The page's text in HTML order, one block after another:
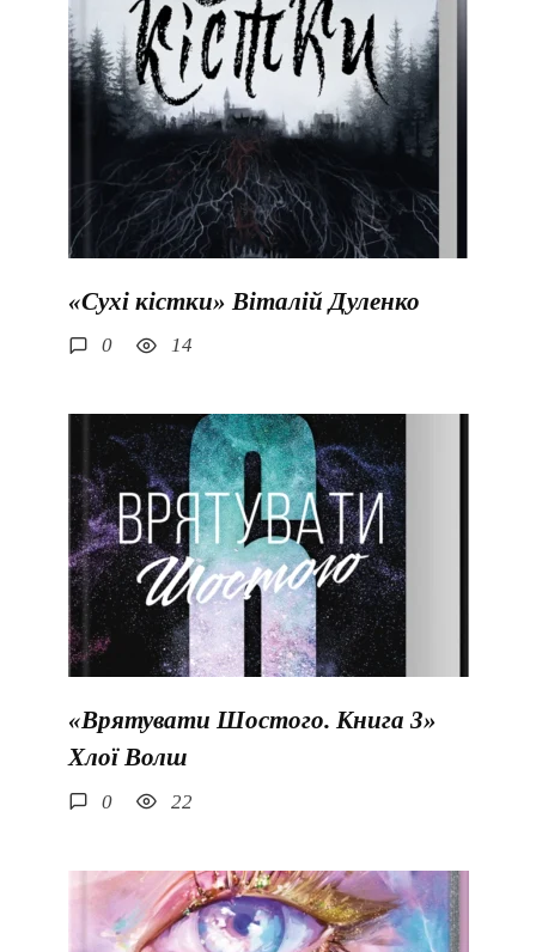
«Сухі кістки» Віталій Дуленко
0 14
«Врятувати Шостого. Книга 3»
Хлої Волш
0 22